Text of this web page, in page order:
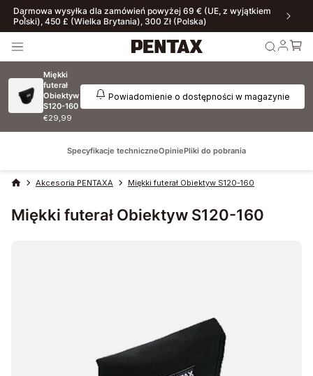
Darmowa wysyłka dla zamówień powyżej 69 € (UE, z wyjątkiem
Polski), 450 £ (Wielka Brytania), 300 Zł (Polska)
Specyfikacje techniczneOpiniePliki do pobrania
Miękki
futerał
Obiektyw
S120-160
€29,99
Powiadomienie o dostępności w magazynie
Akcesoria PENTAXA Miękki futerał Obiektyw S120-160
Miękki futerał Obiektyw S120-160